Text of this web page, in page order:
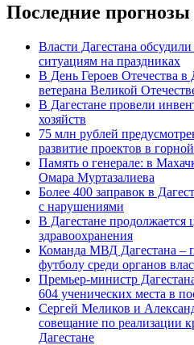
Последние прогнозы
Власти Дагестана
ситуациям на праздниках
В День Героев Отечества в
ветерана Великой
В Дагестане провели
хозяйств
75 млн рублей
развитие проектов в
Память о генерале: в
Омара Муртазалиева
Более 400 заправок в
с нарушениями
В Дагестане продолжается
здравоохранения
Команда МВД Дагестана –
футболу среди органов
Премьер-министр
604 ученических места в
Сергей Меликов и
совещание по реализации
Дагестане